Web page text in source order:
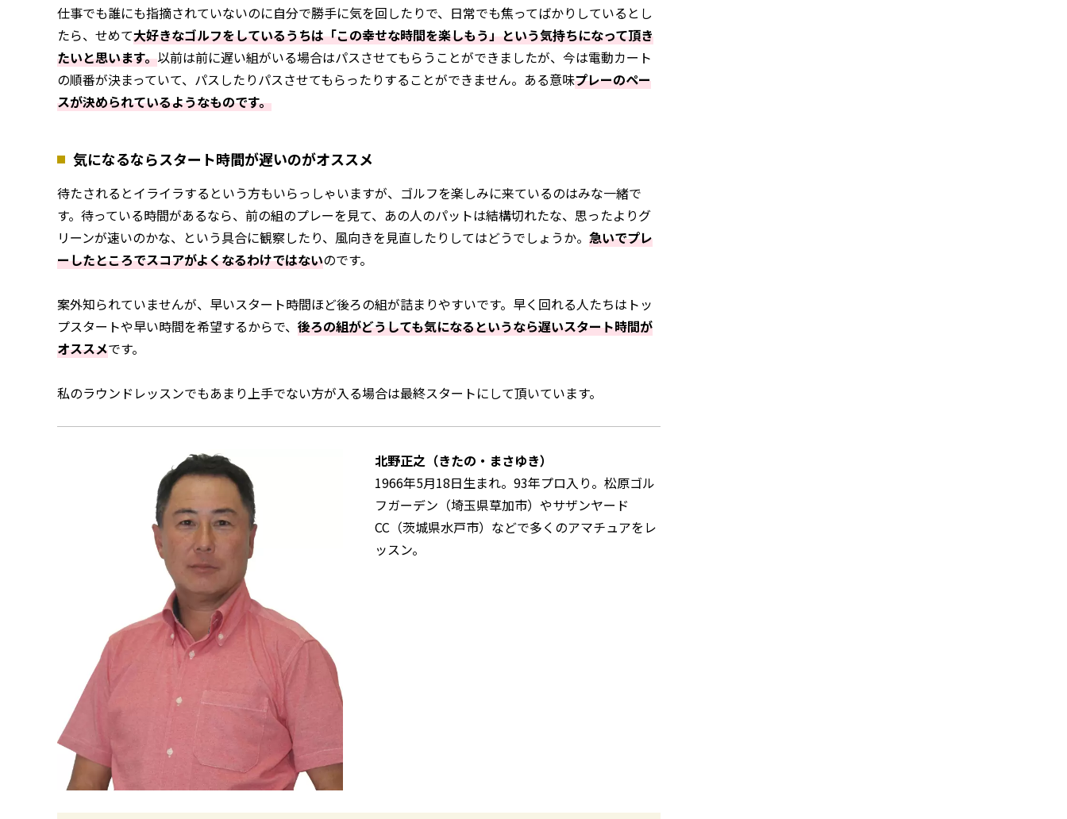
仕事でも誰にも指摘されていないのに自分で勝手に気を回したりで、日常でも焦ってばかりしているとし
たら、せめて大好きなゴルフをしているうちは「この幸せな時間を楽しもう」という気持ちになって頂き
たいと思います。以前は前に遅い組がいる場合はパスさせてもらうことができましたが、今は電動カート
の順番が決まっていて、パスしたりパスさせてもらったりすることができません。ある意味プレーのペー
スが決められているようなものです。
気になるならスタート時間が遅いのがオススメ
待たされるとイライラするという方もいらっしゃいますが、ゴルフを楽しみに来ているのはみな一緒で
す。待っている時間があるなら、前の組のプレーを見て、あの人のパットは結構切れたな、思ったよりグ
リーンが速いのかな、という具合に観察したり、風向きを見直したりしてはどうでしょうか。 急いでプレ
ーしたところでスコアがよくなるわけではないのです。
案外知られていませんが、早いスタート時間ほど後ろの組が詰まりやすいです。早く回れる人たちはトッ
プスタートや早い時間を希望するからで、 後ろの組がどうしても気になるというなら遅いスタート時間が
オススメです。
私のラウンドレッスンでもあまり上手でない方が入る場合は最終スタートにして頂いています。
北野正之（きたの・まさゆき）
1966年5月18日生まれ。93年プロ入り。松原ゴル
フガーデン（埼玉県草加市）やサザンヤード
CC（茨城県水戸市）などで多くのアマチュアをレ
ッスン。